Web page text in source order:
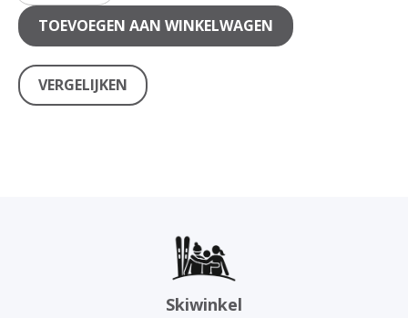
TOEVOEGEN AAN WINKELWAGEN
VERGELIJKEN
Skiwinkel